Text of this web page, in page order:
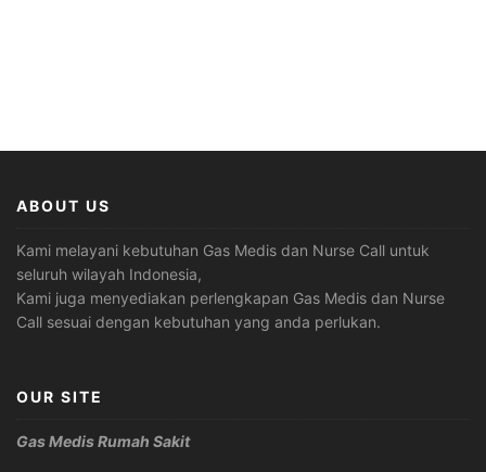
ABOUT US
Kami melayani kebutuhan Gas Medis dan Nurse Call untuk
seluruh wilayah Indonesia,
Kami juga menyediakan perlengkapan Gas Medis dan Nurse
Call sesuai dengan kebutuhan yang anda perlukan.
OUR SITE
Gas Medis Rumah Sakit